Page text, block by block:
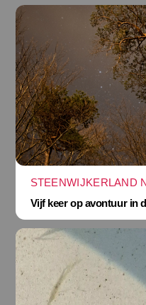
STEENWIJKERLAND
Vijf keer op avontuur in